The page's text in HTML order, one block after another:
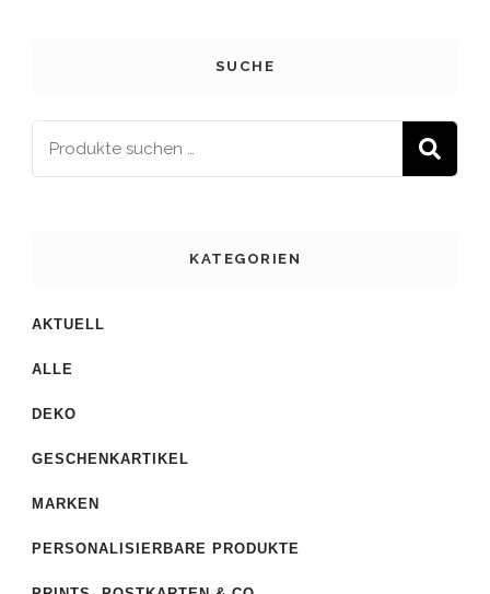
SUCHE
KATEGORIEN
AKTUELL
ALLE
DEKO
GESCHENKARTIKEL
MARKEN
PERSONALISIERBARE PRODUKTE